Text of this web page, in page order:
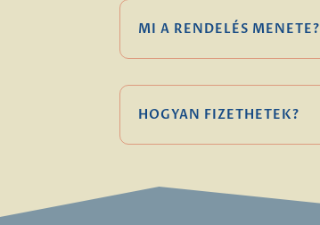
MI A RENDELÉS MENETE?
HOGYAN FIZETHETEK?